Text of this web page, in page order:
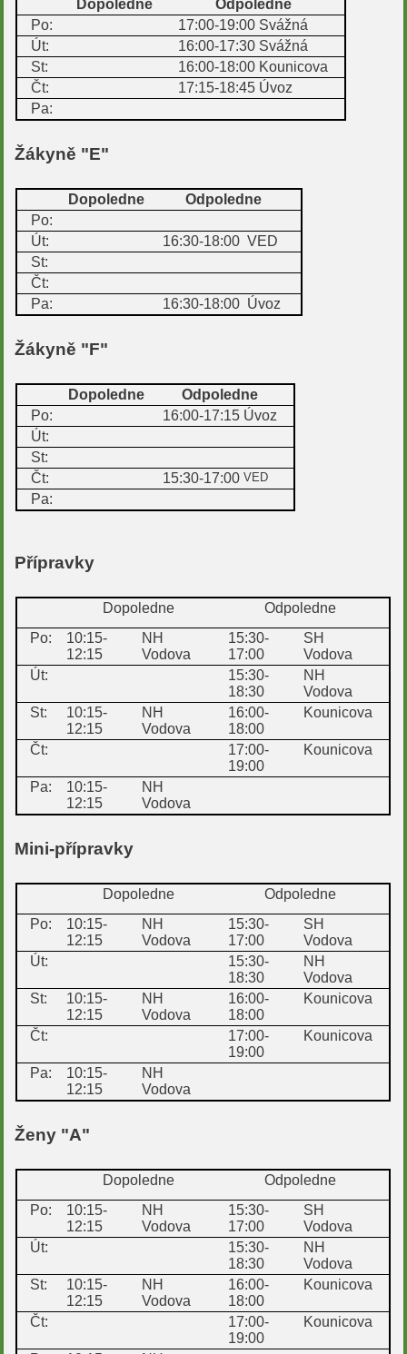
Dopoledne
Odpoledne
Po:
17:00-19:00 Svážná
Út:
16:00-17:30 Svážná
St:
16:00-18:00 Kounicova
Čt:
17:15-18:45 Úvoz
Pa:
Žákyně "E"
Dopoledne
Odpoledne
Po:
Út:
16:30-18:00 VED
St:
Čt:
Pa:
16:30-18:00 Úvoz
Žákyně "F"
Dopoledne
Odpoledne
Po:
16:00-17:15 Úvoz
Út:
St:
Čt:
15:30-17:00 VED
Pa:
Přípravky
Dopoledne
Odpoledne
Po:
10:15-
12:15
NH
Vodova
15:30-
17:00
SH
Vodova
Út:
15:30-
18:30
NH
Vodova
St:
10:15-
12:15
NH
Vodova
16:00-
18:00
Kounicova
Čt:
17:00-
19:00
Kounicova
Pa:
10:15-
12:15
NH
Vodova
Mini-přípravky
Dopoledne
Odpoledne
Po:
10:15-
12:15
NH
Vodova
15:30-
17:00
SH
Vodova
Út:
15:30-
18:30
NH
Vodova
St:
10:15-
12:15
NH
Vodova
16:00-
18:00
Kounicova
Čt:
17:00-
19:00
Kounicova
Pa:
10:15-
12:15
NH
Vodova
Ženy "A"
Dopoledne
Odpoledne
Po:
10:15-
12:15
NH
Vodova
15:30-
17:00
SH
Vodova
Út:
15:30-
18:30
NH
Vodova
St:
10:15-
12:15
NH
Vodova
16:00-
18:00
Kounicova
Čt:
17:00-
19:00
Kounicova